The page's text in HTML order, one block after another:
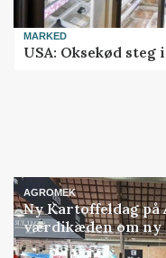
MARKED
USA: Oksekød
AGROMEK
Ny Kartoffeldag på
værdikæden om ny